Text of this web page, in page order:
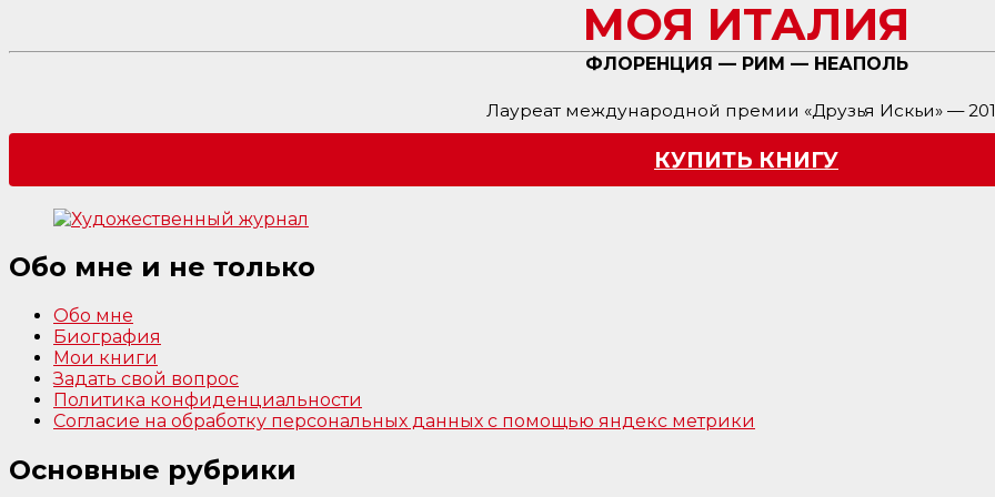
МОЯ ИТАЛИЯ
ФЛОРЕНЦИЯ — РИМ — НЕАПОЛЬ
Лауреат международной премии «Друзья Искьи» —
КУПИТЬ КНИГУ
Обо мне и не только
Обо мне
Биография
Мои книги
Задать свой вопрос
Политика конфиденциальности
Согласие на обработку персональных данных с помощью яндекс метрики
Основные рубрики